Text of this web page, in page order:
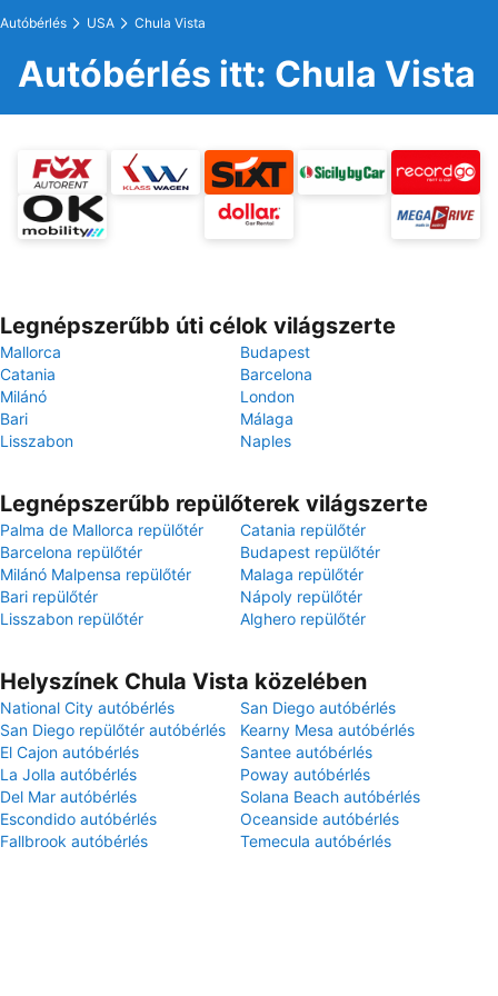
Autóbérlés USA Chula Vista
Autóbérlés itt: Chula Vista
Legnépszerűbb úti célok világszerte
Mallorca
Budapest
Catania
Barcelona
Milánó
London
Bari
Málaga
Lisszabon
Naples
Legnépszerűbb repülőterek világszerte
Palma de Mallorca repülőtér
Catania repülőtér
Barcelona repülőtér
Budapest repülőtér
Milánó Malpensa repülőtér
Malaga repülőtér
Bari repülőtér
Nápoly repülőtér
Lisszabon repülőtér
Alghero repülőtér
Helyszínek Chula Vista közelében
National City autóbérlés
San Diego autóbérlés
San Diego repülőtér autóbérlés
Kearny Mesa autóbérlés
El Cajon autóbérlés
Santee autóbérlés
La Jolla autóbérlés
Poway autóbérlés
Del Mar autóbérlés
Solana Beach autóbérlés
Escondido autóbérlés
Oceanside autóbérlés
Fallbrook autóbérlés
Temecula autóbérlés